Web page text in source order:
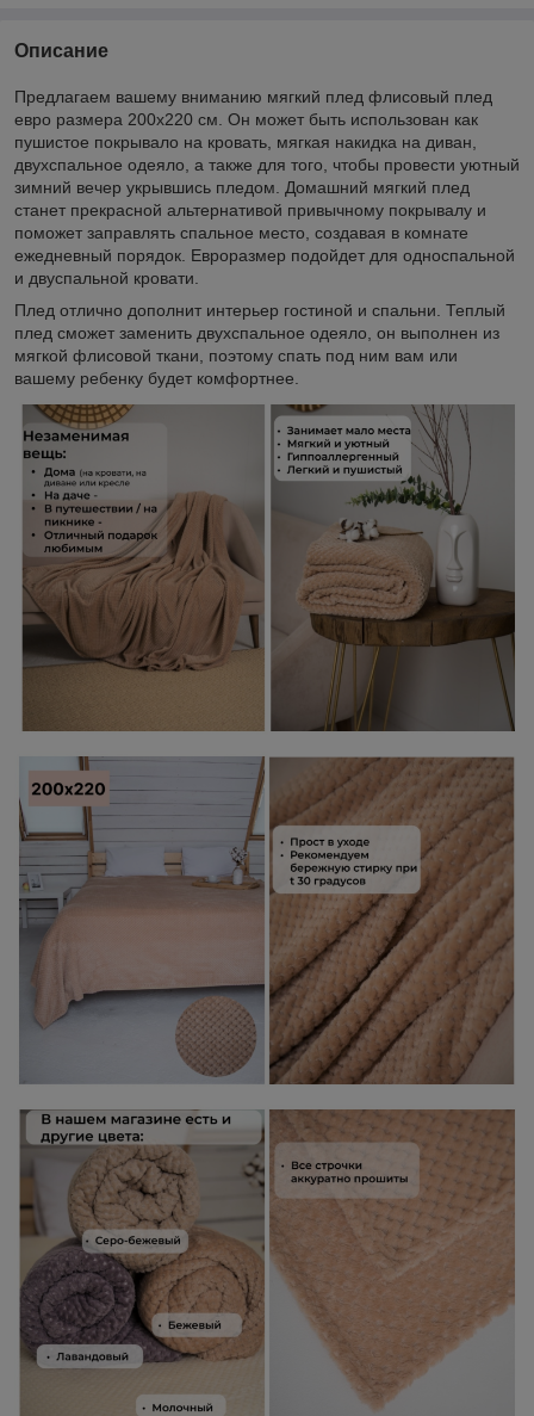
Описание
Предлагаем вашему вниманию мягкий плед флисовый плед
евро размера 200х220 см. Он может быть использован как
пушистое покрывало на кровать, мягкая накидка на диван,
двухспальное одеяло, а также для того, чтобы провести уютный
зимний вечер укрывшись пледом. Домашний мягкий плед
станет прекрасной альтернативой привычному покрывалу и
поможет заправлять спальное место, создавая в комнате
ежедневный порядок. Евроразмер подойдет для односпальной
и двуспальной кровати.
Плед отлично дополнит интерьер гостиной и спальни. Теплый
плед сможет заменить двухспальное одеяло, он выполнен из
мягкой флисовой ткани, поэтому спать под ним вам или
вашему ребенку будет комфортнее.